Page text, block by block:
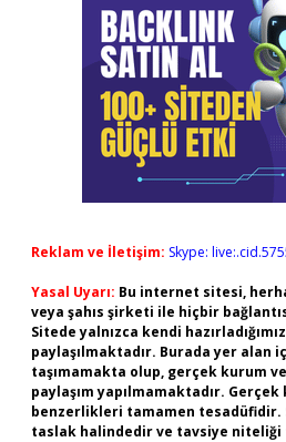
Reklam ve İletişim: Skype:
Yasal Uyarı: Bu internet sitesi,
veya şahıs şirketi ile hiçbir
Sitede yalnızca kendi
paylaşılmaktadır. Burada yer alan
taşımamakta olup, gerçek kurum
paylaşım yapılmamaktadır.
benzerlikleri tamamen
taslak halindedir ve tavsiye niteliği